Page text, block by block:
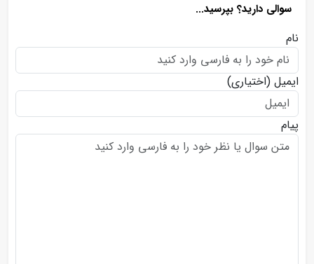
سوالی دارید؟ بپرسید...
نام
ایمیل (اختیاری)
پیام